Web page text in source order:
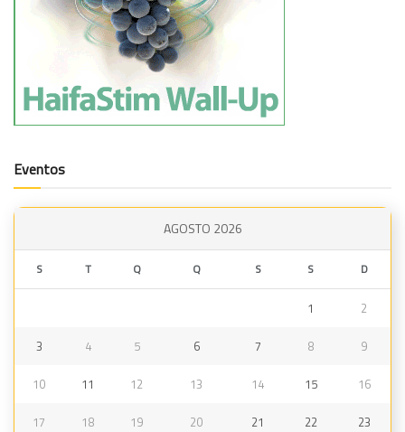
Eventos
AGOSTO 2026
S T Q Q S S D
1 2
3 4 5 6 7 8 9
10 11 12 13 14 15 16
17 18 19 20 21 22 23